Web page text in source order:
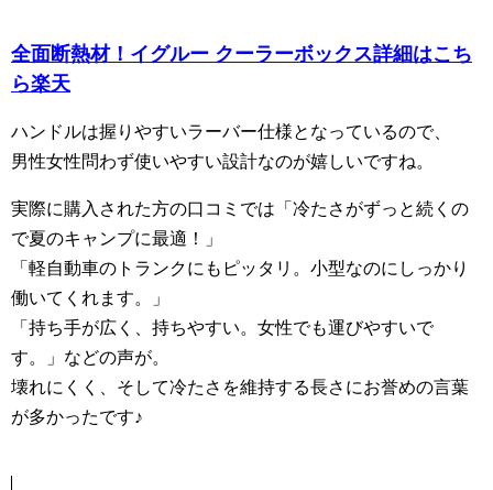
全面断熱材！イグルー クーラーボックス詳細はこち
ら楽天
ハンドルは握りやすいラーバー仕様となっているので、
男性女性問わず使いやすい設計なのが嬉しいですね。
実際に購入された方の口コミでは「冷たさがずっと続くの
で夏のキャンプに最適！」
「軽自動車のトランクにもピッタリ。小型なのにしっかり
働いてくれます。」
「持ち手が広く、持ちやすい。女性でも運びやすいで
す。」などの声が。
壊れにくく、そして冷たさを維持する長さにお誉めの言葉
が多かったです♪